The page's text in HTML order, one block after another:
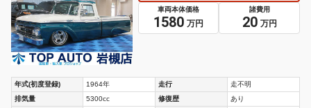
車両本体価格
1580 万円
諸費用
20 万円
年式(初度登録) 1964年 走行
走不明
排気量
5300cc 修復歴
あり